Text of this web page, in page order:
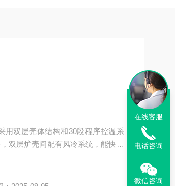
用双层壳体结构和30段程序控温系
双层炉壳间配有风冷系统，能快速
在线客服
电话咨询
微信咨询